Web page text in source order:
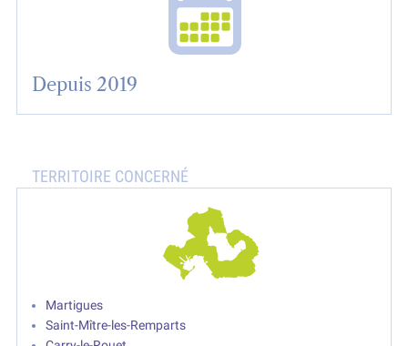
Depuis 2019
Martigues
Saint-Mître-les-Remparts